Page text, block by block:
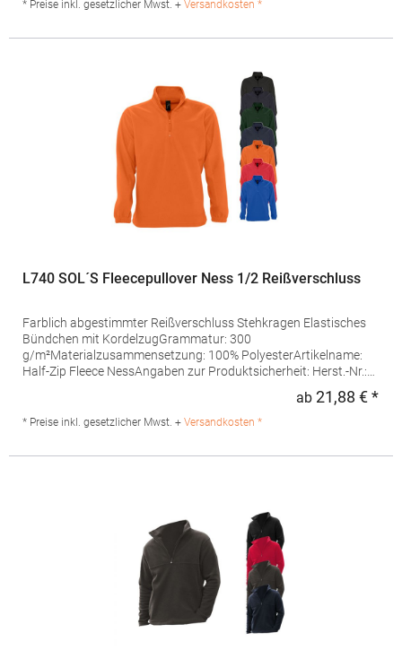
* Preise inkl. gesetzlicher Mwst. + Versandkosten *
L740 SOL´S Fleecepullover Ness 1/2 Reißverschluss
Farblich abgestimmter Reißverschluss Stehkragen Elastisches
Bündchen mit KordelzugGrammatur: 300
g/m²Materialzusammensetzung: 100% PolyesterArtikelname:
Half-Zip Fleece NessAngaben zur Produktsicherheit: Herst.-Nr.:
ab 21,88 € *
* Preise inkl. gesetzlicher Mwst. + Versandkosten *